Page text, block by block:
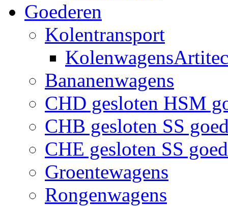
Goederen
Kolentransport
KolenwagensArtitec
Bananenwagens
CHD gesloten HSM
CHB gesloten SS
CHE gesloten SS
Groentewagens
Rongenwagens